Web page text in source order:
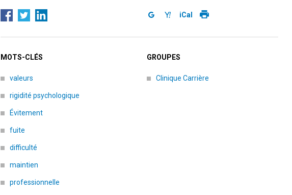
iCal
MOTS-CLÉS
valeurs
rigidité psychologique
Évitement
fuite
difficulté
maintien
professionnelle
GROUPES
Clinique Carrière